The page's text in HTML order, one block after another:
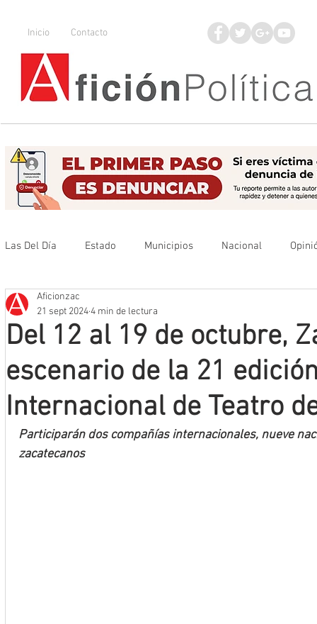
Inicio Contacto
Las Del Día Estado Municipios Nacional
Que no se olvide
Del 12 al 19 de octubre,
escenario de la 21
Internacional de Teatro
Aficionzac
21 sept 20244 min de lectura
Participarán dos compañías internacionales, nueve
zacatecanos